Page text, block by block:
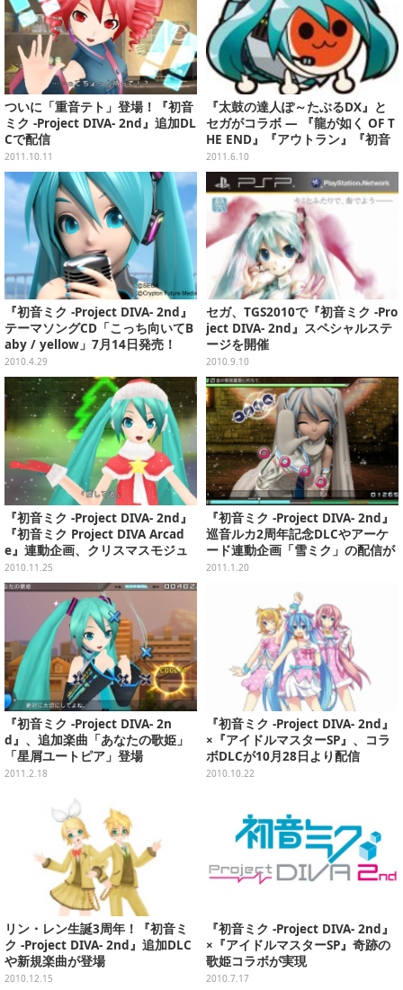
ついに「重音テト」登場！『初音
ミク -Project DIVA- 2nd』追加DL
Cで配信
2011.10.11
『太鼓の達人ぽ～たぶるDX』と
セガがコラボ ― 『龍が如く OF T
HE END』『アウトラン』『初音
ミク -Project DIVA- 2nd』の楽曲
が登場
2011.6.10
『初音ミク -Project DIVA- 2nd』
テーマソングCD「こっち向いてB
aby / yellow」7月14日発売！
2010.4.29
セガ、TGS2010で『初音ミク -Pro
ject DIVA- 2nd』スペシャルステ
ージを開催
2010.9.10
『初音ミク -Project DIVA- 2nd』
『初音ミク Project DIVA Arcad
e』連動企画、クリスマスモジュ
ール配信決定
2010.11.25
『初音ミク -Project DIVA- 2nd』
巡音ルカ2周年記念DLCやアーケ
ード連動企画「雪ミク」の配信が
決定
2011.1.20
『初音ミク -Project DIVA- 2n
d』、追加楽曲「あなたの歌姫」
「星屑ユートピア」登場
2011.2.18
『初音ミク -Project DIVA- 2nd』
×『アイドルマスターSP』、コラ
ボDLCが10月28日より配信
2010.10.22
リン・レン生誕3周年！『初音ミ
ク -Project DIVA- 2nd』追加DLC
や新規楽曲が登場
2010.12.15
『初音ミク -Project DIVA- 2nd』
×『アイドルマスターSP』奇跡の
歌姫コラボが実現
2010.7.17